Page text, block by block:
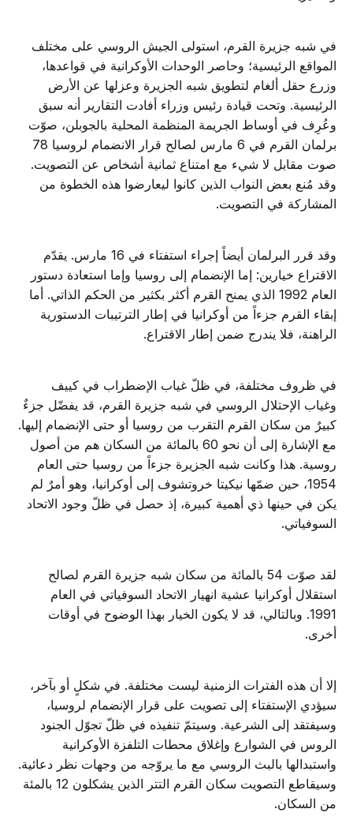
في شبه جزيرة القرم، استولى الجيش الروسي على مختلف
المواقع الرئيسية؛ وحاصر الوحدات الأوكرانية في قواعدها،
وزرع حقل ألغام لتطويق شبه الجزيرة وعزلها عن الأرض
الرئيسية. وتحت قيادة رئيس وزراء أفادت التقارير أنه سبق
وعُرِف في أوساط الجريمة المنظمة المحلية بالجوبلن، صوّت
برلمان القرم في 6 مارس لصالح قرار الانضمام لروسيا 78
صوت مقابل لا شيء مع امتناع ثمانية أشخاص عن التصويت.
وقد مُنع بعض النواب الذين كانوا ليعارضوا هذه الخطوة من
المشاركة في التصويت.
وقد قرر البرلمان أيضاً إجراء استفتاء في 16 مارس. يقدّم
الاقتراع خيارين: إما الإنضمام إلى روسيا وإما استعادة دستور
العام 1992 الذي يمنح القرم أكثر بكثير من الحكم الذاتي. أما
إبقاء القرم جزءاً من أوكرانيا في إطار الترتيبات الدستورية
الراهنة، فلا يندرج ضمن إطار الاقتراع.
في ظروف مختلفة، في ظلّ غياب الإضطراب في كييف
وغياب الإحتلال الروسي في شبه جزيرة القرم، قد يفضّل جزءٌ
كبيرٌ من سكان القرم التقرب من روسيا أو حتى الإنضمام إليها.
مع الإشارة إلى أن نحو 60 بالمائة من السكان هم من أصول
روسية. هذا وكانت شبه الجزيرة جزءاً من روسيا حتى العام
1954، حين ضمّها نيكيتا خروتشوف إلى أوكرانيا، وهو أمرٌ لم
يكن في حينها ذي أهمية كبيرة، إذ حصل في ظلّ وجود الاتحاد
السوفياتي.
لقد صوّت 54 بالمائة من سكان شبه جزيرة القرم لصالح
استقلال أوكرانيا عشية انهيار الاتحاد السوفياتي في العام
1991. وبالتالي، قد لا يكون الخيار بهذا الوضوح في أوقات
أخرى.
إلا أن هذه الفترات الزمنية ليست مختلفة. في شكلٍ أو بآخر،
سيؤدي الإستفتاء إلى تصويت على قرار الإنضمام لروسيا،
وسيفتقد إلى الشرعية. وسيتمّ تنفيذه في ظلّ تجوّل الجنود
الروس في الشوارع وإغلاق محطات التلفزة الأوكرانية
واستبدالها بالبث الروسي مع ما يروّجه من وجهات نظر دعائية.
وسيقاطع التصويت سكان القرم التتر الذين يشكلون 12 بالمئة
من السكان.